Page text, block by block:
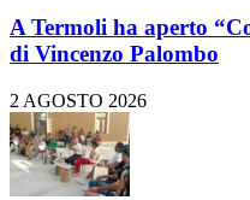
A Termoli ha aperto
di Vincenzo Palombo
2 AGOSTO 2026